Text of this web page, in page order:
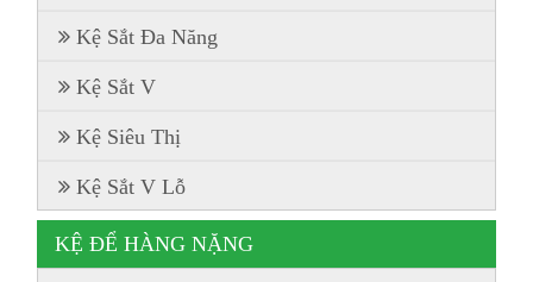
Kệ Sắt Đa Năng
Kệ Sắt V
Kệ Siêu Thị
Kệ Sắt V Lỗ
KỆ ĐỂ HÀNG NẶNG